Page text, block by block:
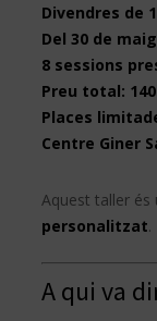
Divendres de
Del 30 de
8 sessions
Preu total:
Places
Centre Giner
Aquest taller
personalitzat.
A qui va